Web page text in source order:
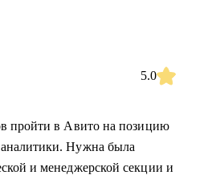
5.0
пройти в Авито на позицию
Нужна была
и менеджерской секции и